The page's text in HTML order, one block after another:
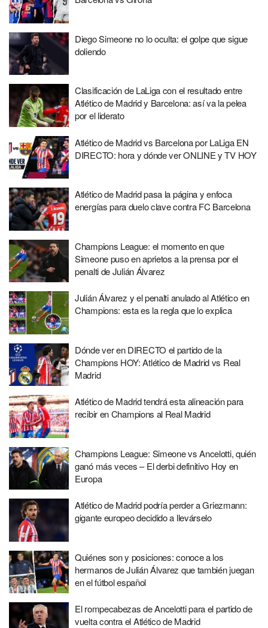
Diego Simeone no lo oculta: el golpe que sigue
doliendo
Clasificación de LaLiga con el resultado entre
Atlético de Madrid y Barcelona: así va la pelea
por el liderato
Atlético de Madrid vs Barcelona por LaLiga EN
DIRECTO: hora y dónde ver ONLINE y TV HOY
Atlético de Madrid pasa la página y enfoca
energías para duelo clave contra FC Barcelona
Champions League: el momento en que
Simeone puso en aprietos a la prensa por el
penalti de Julián Álvarez
Julián Álvarez y el penalti anulado al Atlético en
Champions: esta es la regla que lo explica
Dónde ver en DIRECTO el partido de la
Champions HOY: Atlético de Madrid vs Real
Madrid
Atlético de Madrid tendrá esta alineación para
recibir en Champions al Real Madrid
Champions League: Simeone vs Ancelotti, quién
ganó más veces – El derbi definitivo Hoy en
Europa
Atlético de Madrid podría perder a Griezmann:
gigante europeo decidido a llevárselo
Quiénes son y posiciones: conoce a los
hermanos de Julián Álvarez que también juegan
en el fútbol español
El rompecabezas de Ancelotti para el partido de
vuelta contra el Atlético de Madrid